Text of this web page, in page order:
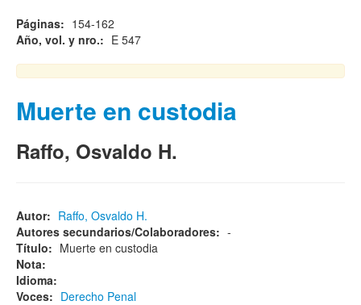
Páginas: 154-162
Año, vol. y nro.: E 547
Muerte en custodia
Raffo, Osvaldo H.
Autor: Raffo, Osvaldo H.
Autores secundarios/Colaboradores: -
Título: Muerte en custodia
Nota:
Idioma:
Voces: Derecho Penal